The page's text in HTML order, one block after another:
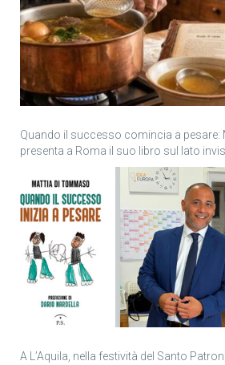
Quando il successo comincia a pesare:
presenta a Roma il suo libro sul lato
A L’Aquila, nella festività del Santo